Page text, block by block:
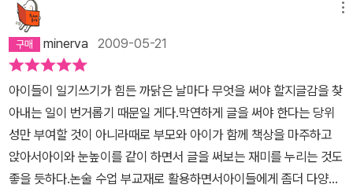
minerva 2009-05-21
아이들이 일기쓰기가 힘든 까닭은 날마다 무엇을 써야 할지글감을 찾
아내는 일이 번거롭기 때문일 게다.막연하게 글을 써야 한다는 당위
성만 부여할 것이 아니라때로 부모와 아이가 함께 책상을 마주하고
앉아서아이와 눈높이를 같이 하면서 글을 써보는 재미를 누리는 것도
좋을 듯하다.논술 수업 부교재로 활용하면서아이들에게 좀더 다양한